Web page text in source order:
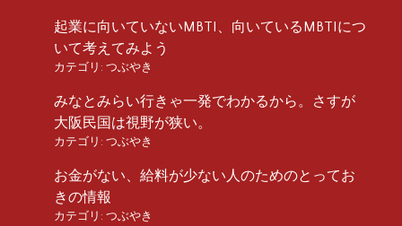
起業に向いていないMBTI、向いているMBTIにつ
いて考えてみよう
カテゴリ: つぶやき
みなとみらい行きゃ一発でわかるから。さすが
大阪民国は視野が狭い。
カテゴリ: つぶやき
お金がない、給料が少ない人のためのとってお
きの情報
カテゴリ: つぶやき